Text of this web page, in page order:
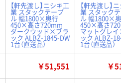
【軒先渡し】ニシキ工
業 スタックテーブ
ル 幅1800×奥行
450×高さ720mm
ダークウッド×ブラ
ック ALBZ-1845-DW
1台（直送品）
【軒先渡し】
業 スタック
ル 幅1800×
450×高さ
マットグレ
ック ALBZ-
1台（直送品）
￥51,551 ￥